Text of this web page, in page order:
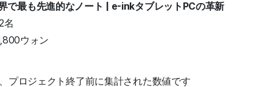
で最も先進的なノート | e-inkタブレットPCの革新
名
ウォン
プロジェクト終了前に集計された数値です